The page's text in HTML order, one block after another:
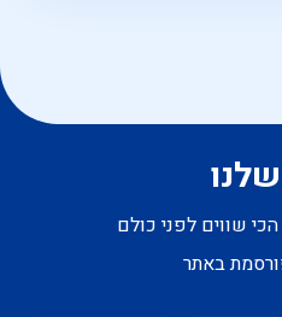
שווים לפני כולם
באתר